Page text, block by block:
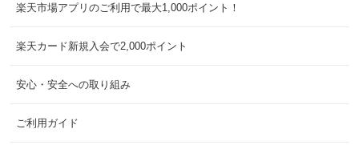
楽天市場アプリのご利用で最大1,000ポイント！
楽天カード新規入会で2,000ポイント
安心・安全への取り組み
ご利用ガイド